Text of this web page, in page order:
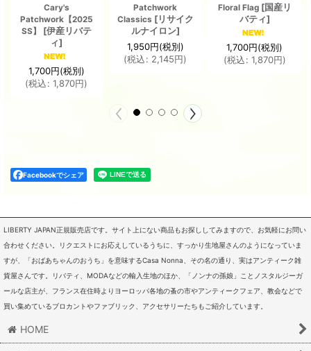
Cary's
Patchwork【2025
SS】
[伊産リバテ
ィ]
1,700円(税別)
(税込: 1,870円)
Patchwork
Classics [リサイク
ルナイロン]
1,950円(税別)
(税込: 2,145円)
Floral Flag [国産リ
バティ]
1,700円(税別)
(税込: 1,870円)
Facebookでシェア
LIBERTY JAPAN正規販売店です。サイト上にない商品もお探ししてみますので、お気軽にお問い
合わせください。リクエストにお応えしているうちに、すっかり生地屋さんのようになっていま
すが、「おばあちゃんのおうち」を意味するCasa Nonna、その名の通り、実はアンティーク雑
貨屋さんです。リバティ、MODAなどの輸入生地のほか、「ノンナの孫娘」ことノスタルジーガ
ールな店主が、フランス在住時よりヨーロッパ各地の蚤の市やアンティークフェア、教会などで
買い集めているブロカントやファブリック、アクセサリーたちもご紹介しています。
HOME